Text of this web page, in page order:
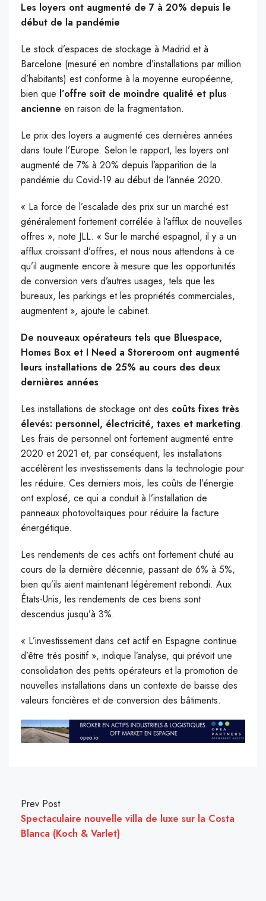
Les loyers ont augmenté de 7 à 20% depuis le
début de la pandémie
Le stock d’espaces de stockage à Madrid et à
Barcelone (mesuré en nombre d’installations par million
d’habitants) est conforme à la moyenne européenne,
bien que l’offre soit de moindre qualité et plus
ancienne en raison de la fragmentation.
Le prix des loyers a augmenté ces dernières années
dans toute l’Europe. Selon le rapport, les loyers ont
augmenté de 7% à 20% depuis l’apparition de la
pandémie du Covid-19 au début de l’année 2020.
« La force de l’escalade des prix sur un marché est
généralement fortement corrélée à l’afflux de nouvelles
offres », note JLL. « Sur le marché espagnol, il y a un
afflux croissant d’offres, et nous nous attendons à ce
qu’il augmente encore à mesure que les opportunités
de conversion vers d’autres usages, tels que les
bureaux, les parkings et les propriétés commerciales,
augmentent », ajoute le cabinet.
De nouveaux opérateurs tels que Bluespace,
Homes Box et I Need a Storeroom ont augmenté
leurs installations de 25% au cours des deux
dernières années
Les installations de stockage ont des coûts fixes très
élevés: personnel, électricité, taxes et marketing.
Les frais de personnel ont fortement augmenté entre
2020 et 2021 et, par conséquent, les installations
accélèrent les investissements dans la technologie pour
les réduire. Ces derniers mois, les coûts de l’énergie
ont explosé, ce qui a conduit à l’installation de
panneaux photovoltaïques pour réduire la facture
énergétique.
Les rendements de ces actifs ont fortement chuté au
cours de la dernière décennie, passant de 6% à 5%,
bien qu’ils aient maintenant légèrement rebondi. Aux
États-Unis, les rendements de ces biens sont
descendus jusqu’à 3%.
« L’investissement dans cet actif en Espagne continue
d’être très positif », indique l’analyse, qui prévoit une
consolidation des petits opérateurs et la promotion de
nouvelles installations dans un contexte de baisse des
valeurs foncières et de conversion des bâtiments.
Prev Post
Spectaculaire nouvelle villa de luxe sur la Costa
Blanca (Koch & Varlet)